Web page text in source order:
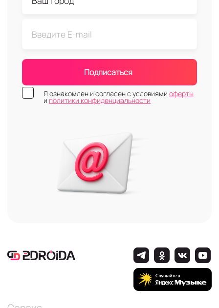
Подписаться
Я ознакомлен и согласен с условиями оферты
и политики конфиденциальности